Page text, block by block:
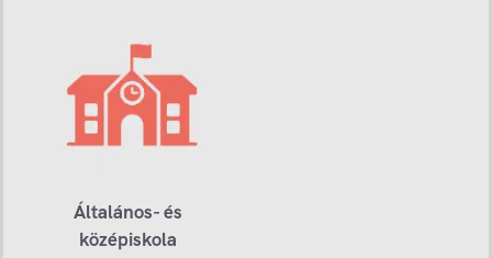
Általános- és
középiskola